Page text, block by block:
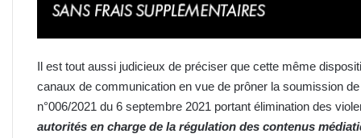
Il est tout aussi judicieux de préciser que cette même
canaux de communication en vue de prôner la soumission
n°006/2021 du 6 septembre 2021 portant élimination des
autorités en charge de la régulation des contenus